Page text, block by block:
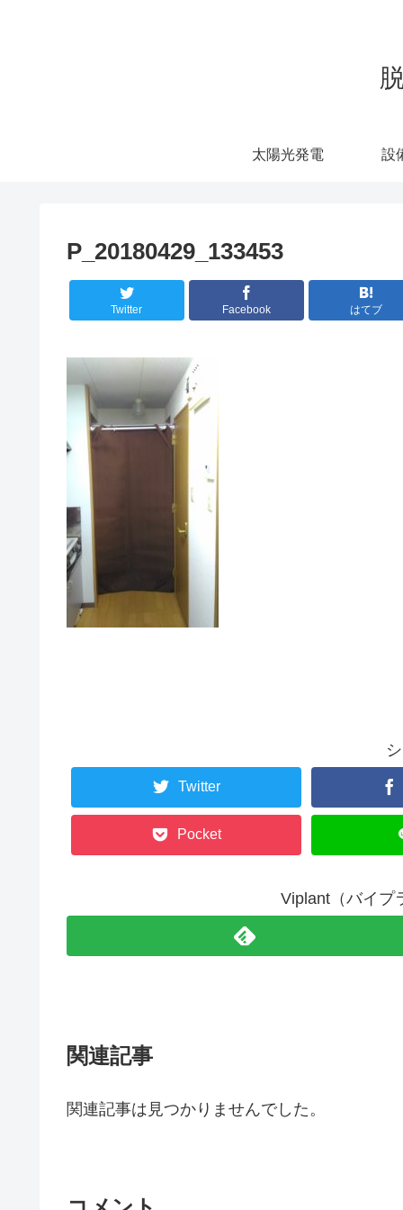
太陽光発電 設
P_20180429_133453
Twitter Facebook はてブ
Twitter
Pocket
Viplant（バイプ
関連記事
関連記事は見つかりませんでした。